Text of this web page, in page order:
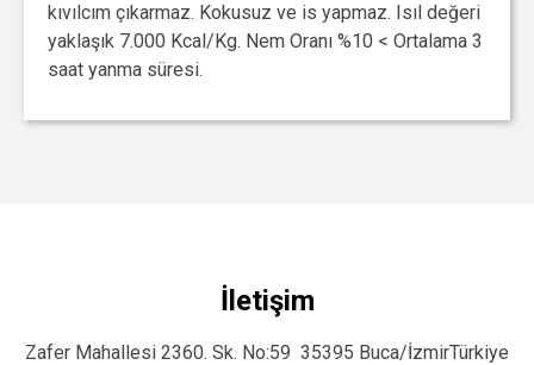
kıvılcım çıkarmaz. Kokusuz ve is yapmaz. Isıl değeri
yaklaşık 7.000 Kcal/Kg. Nem Oranı %10 < Ortalama 3
saat yanma süresi.
İletişim
Zafer Mahallesi 2360. Sk. No:59 35395 Buca/İzmirTürkiye